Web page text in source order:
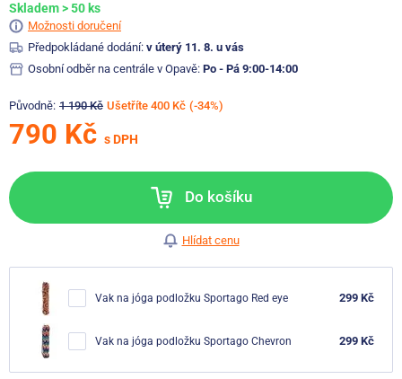
Skladem > 50 ks
Možnosti doručení
Předpokládané dodání: v úterý 11. 8. u vás
Osobní odběr na centrále v Opavě: Po - Pá 9:00-14:00
Původně: 1 190 Kč Ušetříte 400 Kč (-34%)
790 Kč s DPH
Do košíku
Hlídat cenu
Vak na jóga podložku Sportago Red eye 299 Kč
Vak na jóga podložku Sportago Chevron 299 Kč